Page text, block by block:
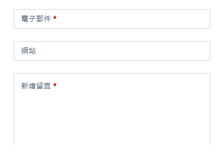
電子郵件*
網站
新增留言 *